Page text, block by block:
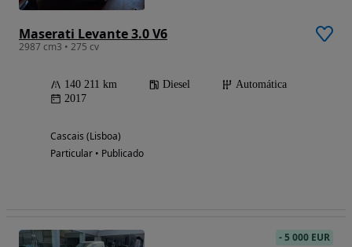
Maserati Levante 3.0 V6
2987 cm3 • 275 cv
140 211 km Diesel
Automática
2017
Cascais (Lisboa)
Particular • Publicado
-5 000 EUR